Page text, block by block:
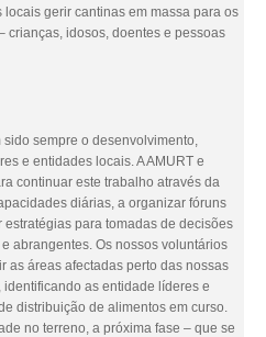
gerir cantinas em massa para os
crianças, idosos, doentes e pessoas
sempre o desenvolvimento,
e entidades locais. A AMURT e
continuar este trabalho através da
diárias, a organizar fóruns
para tomadas de decisões
abrangentes. Os nossos voluntários
as áreas afectadas perto das nossas
as entidade líderes e
distribuição de alimentos em curso.
no terreno, a próxima fase – que se